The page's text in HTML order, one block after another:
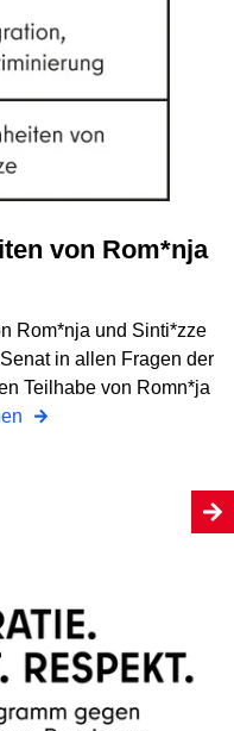
Rom*nja und Sinti*zze
in allen Fragen der
Teilhabe von Romn*ja